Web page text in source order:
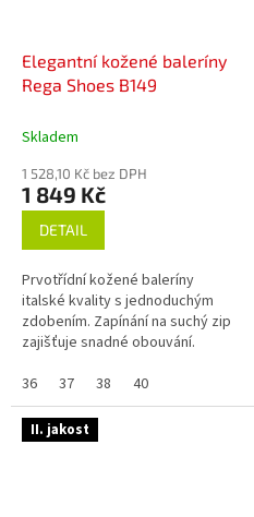
Elegantní kožené baleríny
Rega Shoes B149
Skladem
1 528,10 Kč bez DPH
1 849 Kč
DETAIL
Prvotřídní kožené baleríny
italské kvality s jednoduchým
zdobením. Zapínání na suchý zip
zajišťuje snadné obouvání.
nošení.
36 37 38 40
II. jakost